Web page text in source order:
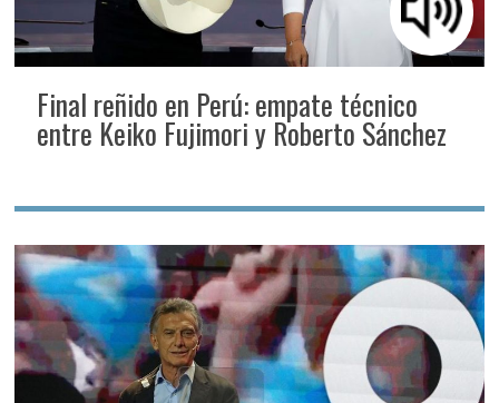
Final reñido en Perú: empate técnico
entre Keiko Fujimori y Roberto Sánchez